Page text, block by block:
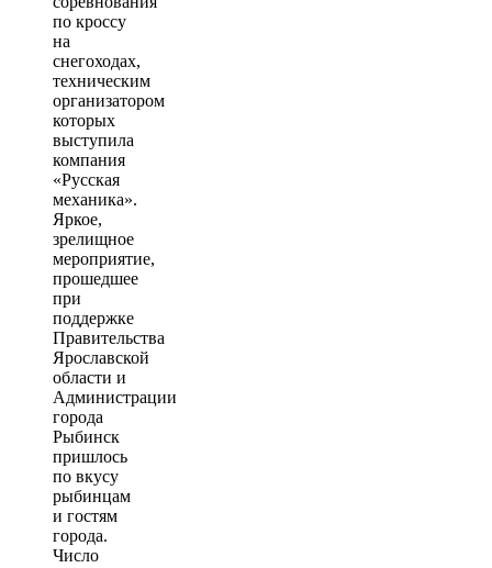
по кроссу
на
снегоходах,
техническим
организатором
которых
выступила
компания
«Русская
механика».
Яркое,
зрелищное
мероприятие,
прошедшее
при
поддержке
Правительства
Ярославской
области и
Администрации
города
Рыбинск
пришлось
по вкусу
рыбинцам
и гостям
города.
Число